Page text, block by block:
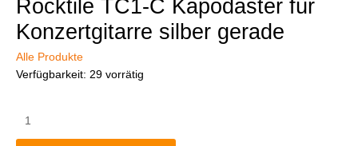
Rocktile TC1-C Kapodaster für
Konzertgitarre silber gerade
Alle Produkte
Verfügbarkeit: 29 vorrätig
TC1-